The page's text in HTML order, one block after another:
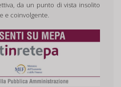
da un punto di vista insolito
e coinvolgente.